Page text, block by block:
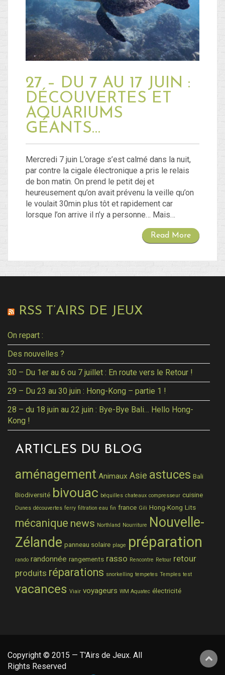
Blog
Non classé
Connexion
Flux des publications
Flux des commentaires
27 – DU 7 AU 17 JUIN :
DÉCOUVERTES ET
AQUARIUMS
GÉANTS…
Mercredi 7 juin L’orage s’est calmé dans la nuit,
par contre la cigale électronique a pris le relais
de bon matin. On prend le petit dej et
heureusement qu’on avait prévenu la veille qu’on
le voulait 30min plus tôt et rapidement car
lorsque l’on arrive il n’y a personne… Mais…
Read More
RSS T’AIRS DE JEUX
On repart :
Des nouvelles ?
30 – Du 1er au 6 ou 7 juillet : En route vers le Retour !
29 – Du 23 au 30 juin : Hong-Kong – partie 1 !
28 – du 18 juin au 22 juin : Bye-Bye Bali… Hello Hong-
Kong !
ARTICLES DU BLOG
aménagement Animaux Asie astuces Bali
Biodiversité bivouac béquilles chateaux compresseur cuisine
Dunes découvertes ferry filtration eau fin france Gili Hong-Kong Lits
mécanique news Northland Nourriture Nouvelle-
Zélande panneau solaire plage préparation
rando randonnée rangements rasso Rencontre Retour retour
produits réparations snorkelling tempetes Temples test
vacances Viair voyageurs WM Aquatec électricité
Copyright © 2015 — T'Airs de Jeux. All
Rights Reserved